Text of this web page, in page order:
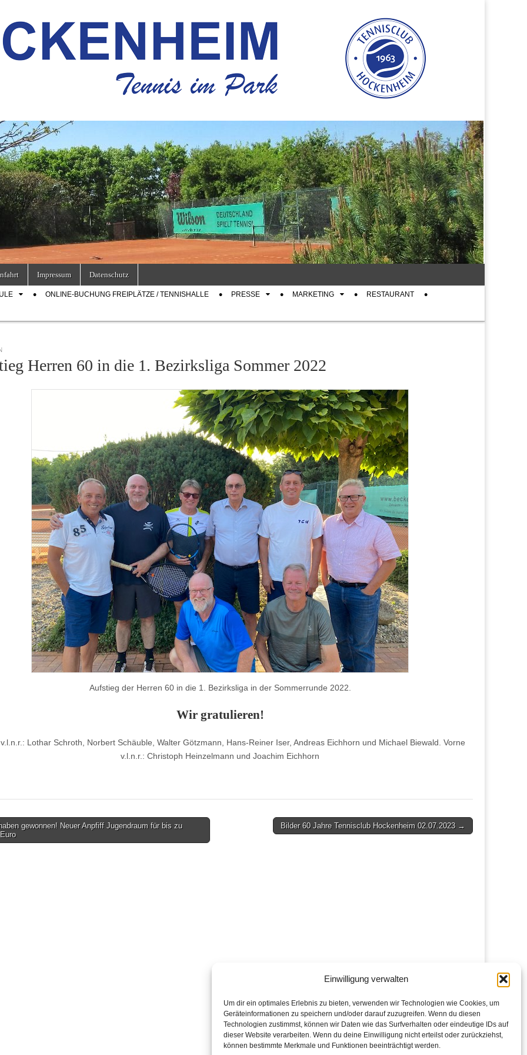
Einwilligung verwalten
Um dir ein optimales Erlebnis zu bieten, verwenden wir Technologien wie Cookies, um
Geräteinformationen zu speichern und/oder darauf zuzugreifen. Wenn du diesen
Technologien zustimmst, können wir Daten wie das Surfverhalten oder eindeutige IDs auf
dieser Website verarbeiten. Wenn du deine Einwilligung nicht erteilst oder zurückziehst,
können bestimmte Merkmale und Funktionen beeinträchtigt werden.
Impressum Datenschutz
ONLINE-BUCHUNG FREIPLÄTZE / TENNISHALLE PRESSE MARKETING RESTAURANT
Herren 60 in die 1. Bezirksliga Sommer 2022
Aufstieg der Herren 60 in die 1. Bezirksliga in der Sommerrunde 2022.
Wir gratulieren!
Lothar Schroth, Norbert Schäuble, Walter Götzmann, Hans-Reiner Iser, Andreas Eichhorn und Michael Biewald. Vorne
v.l.n.r.: Christoph Heinzelmann und Joachim Eichhorn
gewonnen! Neuer Anpfiff Jugendraum für bis zu
Bilder 60 Jahre Tennisclub Hockenheim 02.07.2023 →